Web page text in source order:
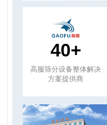
40+
高服筛分设备整体解决
方案提供商